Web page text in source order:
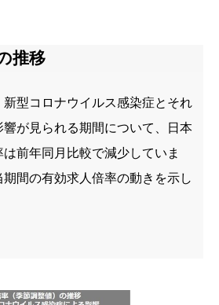
推移
型コロナウイルス感染症とそれ
が見られる期間について、日本
前年同月比較で減少していま
期間の有効求人倍率の動きを示し